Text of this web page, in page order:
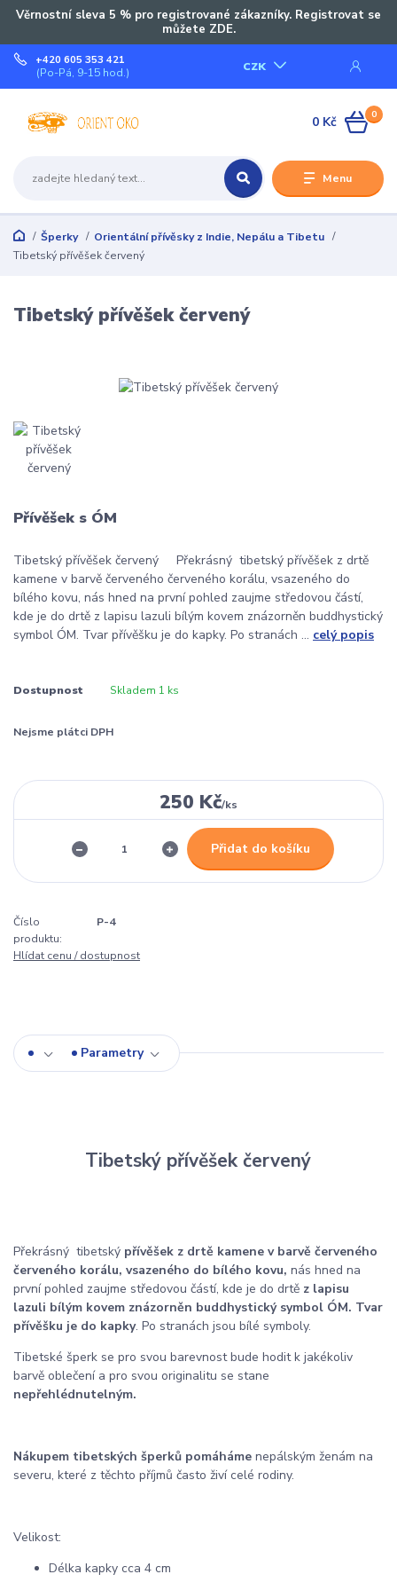
Věrnostní sleva 5 % pro registrované zákazníky. Registrovat se
můžete ZDE.
Menu
CZK
+420 605 353 421
(Po-Pá, 9-15 hod.)
0
0 Kč
Šperky
Orientální přívěsky z Indie, Nepálu a Tibetu
Tibetský přívěšek červený
Tibetský přívěšek červený
Přívěšek s ÓM
Tibetský přívěšek červený Překrásný tibetský přívěšek z drtě
kamene v barvě červeného červeného korálu, vsazeného do
bílého kovu, nás hned na první pohled zaujme středovou částí,
kde je do drtě z lapisu lazuli bílým kovem znázorněn buddhystický
symbol ÓM. Tvar přívěšku je do kapky. Po stranách ... celý popis
Dostupnost Skladem 1 ks
Nejsme plátci DPH
250 Kč/ks
Přidat do košíku
Číslo
produktu:
P-4
Hlídat cenu / dostupnost
Parametry
Tibetský přívěšek červený
Překrásný tibetský přívěšek z drtě kamene v barvě červeného
červeného korálu, vsazeného do bílého kovu, nás hned na
první pohled zaujme středovou částí, kde je do drtě z lapisu
lazuli bílým kovem znázorněn buddhystický symbol ÓM. Tvar
přívěšku je do kapky. Po stranách jsou bílé symboly.
Tibetské šperk se pro svou barevnost bude hodit k jakékoliv
barvě oblečení a pro svou originalitu se stane
nepřehlédnutelným.
Nákupem tibetských šperků pomáháme nepálským ženám na
severu, které z těchto příjmů často živí celé rodiny.
Velikost:
Délka kapky cca 4 cm